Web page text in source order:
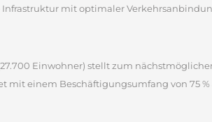
mit optimaler
Einwohner) stellt zum
mit einem Beschäftigungsumfang von 75